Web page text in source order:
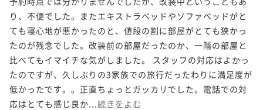
り、不便でした。またエキストラベッドやソファベッドがと
ても寝心地が悪かったのと、値段の割に部屋がとても狭かっ
たのが残念でした。改装前の部屋だったのか、一階の部屋と
比べてもイマイチな気がしました。 スタッフの対応はよかっ
たのですが、久しぶりの3家族での旅行だったわりに満足度が
低かったです。。正直ちょっとガッカリでした。電話での対
応はとても感じ良か... 続きをよむ